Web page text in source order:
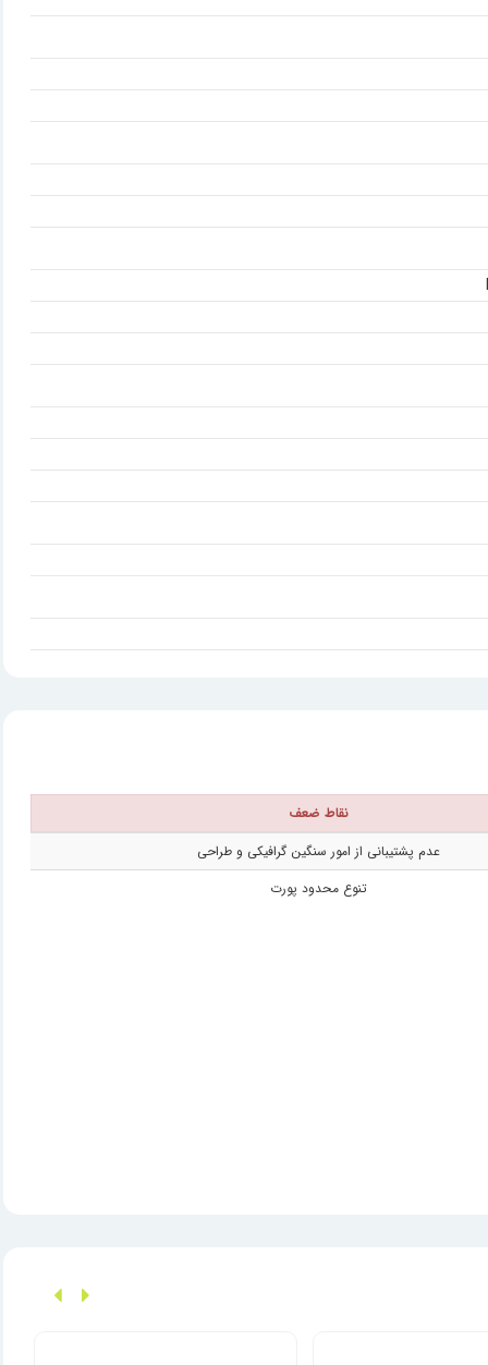
نقاط ضعف
عدم پشتیبانی از امور سنگین گرافیکی و طراحی
تنوع محدود پورت